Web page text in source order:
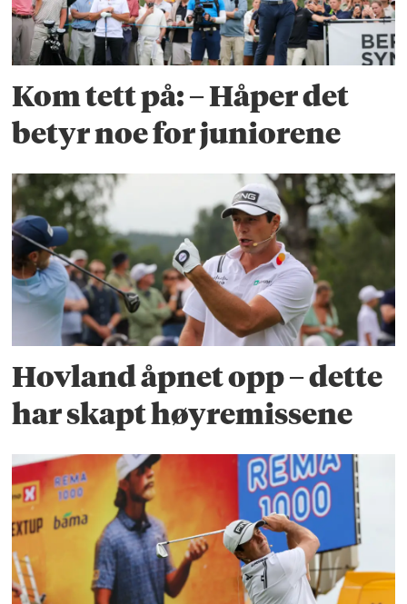
Kom tett på: – Håper det
betyr noe for juniorene
Hovland åpnet opp – dette
har skapt høyremissene